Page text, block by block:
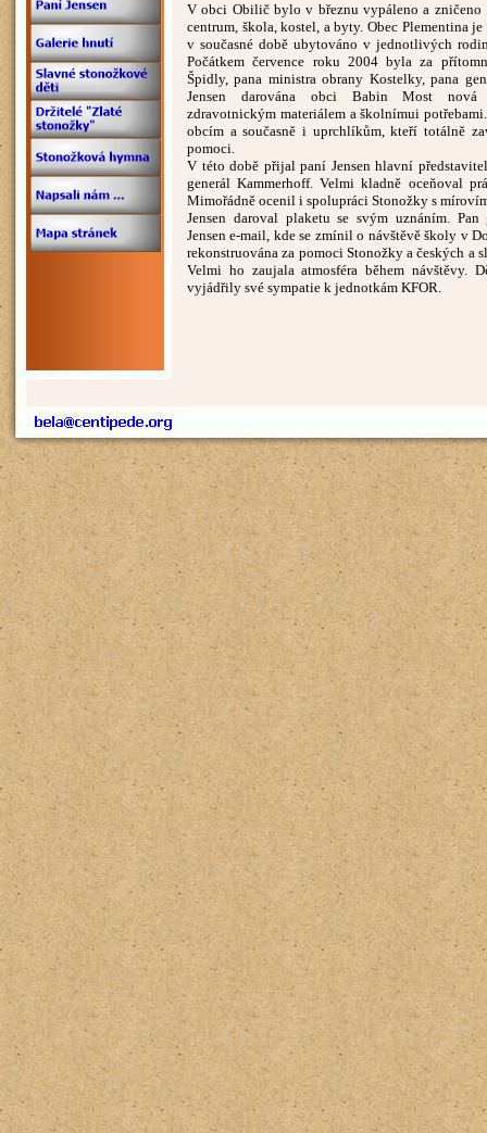
V obci Obilič bylo v březnu vypáleno a zničeno
centrum, škola, kostel, a byty. Obec Plementina
v současné době ubytováno v jednotlivých
Počátkem července roku 2004 byla za
Špidly, pana ministra obrany Kostelky, pana
Jensen darována obci Babin Most nová
zdravotnickým materiálem a školnímui
obcím a současně i uprchlíkům, kteří totálně
pomoci.
V této době přijal paní Jensen hlavní
generál Kammerhoff. Velmi kladně oceňoval
Mimořádně ocenil i spolupráci Stonožky s
Jensen daroval plaketu se svým uznáním. Pan
Jensen e-mail, kde se zmínil o návštěvě školy v
rekonstruována za pomoci Stonožky a českých a
Velmi ho zaujala atmosféra během návštěvy.
vyjádřily své sympatie k jednotkám KFOR.